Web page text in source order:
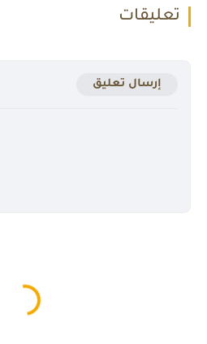
تعليقات
إرسال تعليق